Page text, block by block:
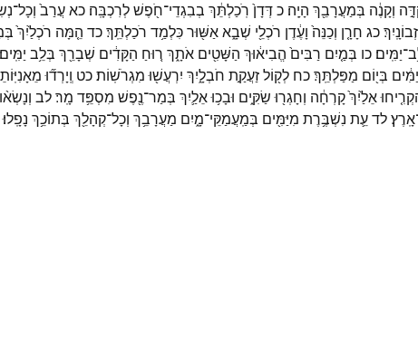
וְקָנֶ֔ה בְּמַעֲרָבֵ֖ךְ הָיָֽה׃ כדְּדָן֙ רֹֽכַלְתֵּ֔ךְ בְבִגְדֵי־חֹ֖פֶשׁלְרִכְבָּֽה׃ כאעֲרַב֙ וְכָל־
כג חָרָ֤ן וְכַנֵּה֙ וָעֶ֔דֶן רֹכְלֵ֖י שְׁבָ֑אאַשּׁ֖וּרכִּלְמַ֥ד רֹכַלְתֵּֽךְ׃כד הֵ֤מָּה רֹכְלַ֙יִךְ֙
יַמִּֽים׃ כו בְּמַ֤יִם רַבִּים֙ הֱבִיא֔וּךְ הַשָּׁטִ֖ים אֹתָ֑ךְ ר֚וּחַ הַקָּדִ֔ים שְׁבָרֵ֖ךְ בְּלֵ֥ב יַמִּֽים׃
יַמִּ֔ים בְּי֖וֹם מַפַּלְתֵּֽךְ׃כח לְק֖וֹלזַעֲקַ֣ת חֹבְלָ֑יִךְ יִרְעֲשׁ֖וּ מִגְרֹשֽׁוֹת׃כט וְֽיָרְד֞וּ
אֵלַ֙יִךְ֙קָרְחָ֔ה וְחָגְר֖וּ שַׂקִּ֑ים וּבָכ֥וּאֵלַ֛יִךְ בְּמַר־נֶ֖פֶשׁ מִסְפֵּ֥ד מָֽר׃לב וְנָשְׂא֨וּ
אָֽרֶץ׃לדעֵ֛ת נִשְׁבֶּ֥רֶת מִיַּמִּ֖ים בְּמַֽעֲמַקֵּי־מָ֑יִם מַעֲרָבֵ֥ךְ וְכָל־קְהָלֵ֖ךְ בְּתוֹכֵ֥ךְ נָפָֽלוּ׃